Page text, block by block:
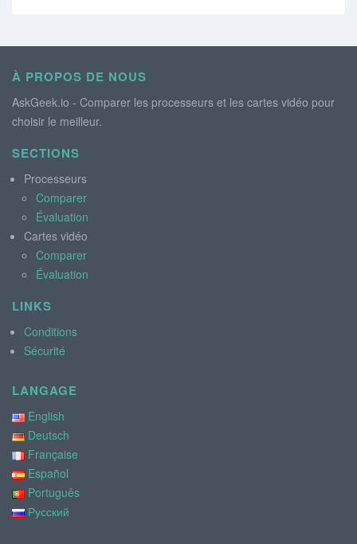
À PROPOS DE NOUS
AskGeek.io - Comparer les processeurs et les cartes vidéo pour
choisir le meilleur.
SECTIONS
Processeurs
Comparer
Évaluation
Cartes vidéo
Comparer
Évaluation
LINKS
Conditions
Sécurité
LANGAGE
English
Deutsch
Française
Español
Português
Русский